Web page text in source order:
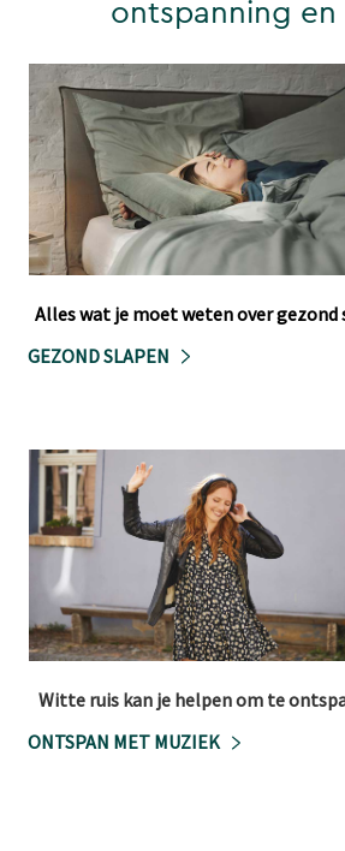
ontspanning en
Alles wat je moet weten over gezond
GEZOND SLAPEN
Witte ruis kan je helpen om te
ONTSPAN MET MUZIEK